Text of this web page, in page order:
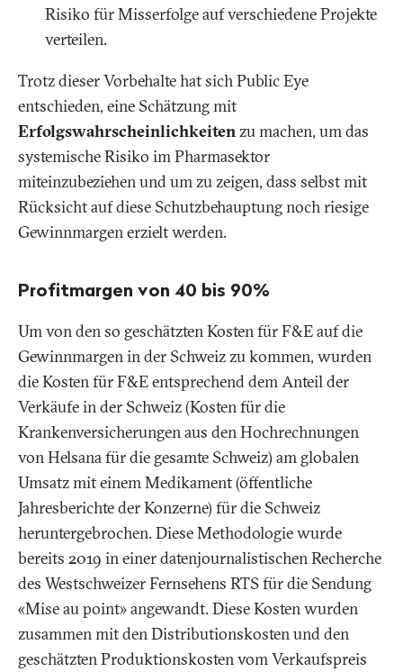
Risiko für Misserfolge auf verschiedene Projekte
verteilen.
Trotz dieser Vorbehalte hat sich Public Eye
entschieden, eine Schätzung mit
Erfolgswahrscheinlichkeitenzu machen, um das
systemische Risiko im Pharmasektor
miteinzubeziehen und um zu zeigen, dass selbst mit
Rücksicht auf diese Schutzbehauptung noch riesige
Gewinnmargen erzielt werden.
Profitmargen von 40 bis 90%
Um von den so geschätzten Kosten für F&E auf die
Gewinnmargen in der Schweiz zu kommen, wurden
die Kosten für F&E entsprechend dem Anteil der
Verkäufe in der Schweiz (Kosten für die
Krankenversicherungen aus den Hochrechnungen
von Helsana für die gesamte Schweiz) am globalen
Umsatz mit einem Medikament (öffentliche
Jahresberichte der Konzerne) für die Schweiz
heruntergebrochen. Diese Methodologie wurde
bereits 2019 in einer datenjournalistischen Recherche
des Westschweizer Fernsehens RTS für die Sendung
«Mise au point» angewandt. Diese Kosten wurden
zusammen mit den Distributionskosten und den
geschätzten Produktionskosten vom Verkaufspreis